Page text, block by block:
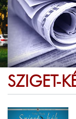
SZIGET-